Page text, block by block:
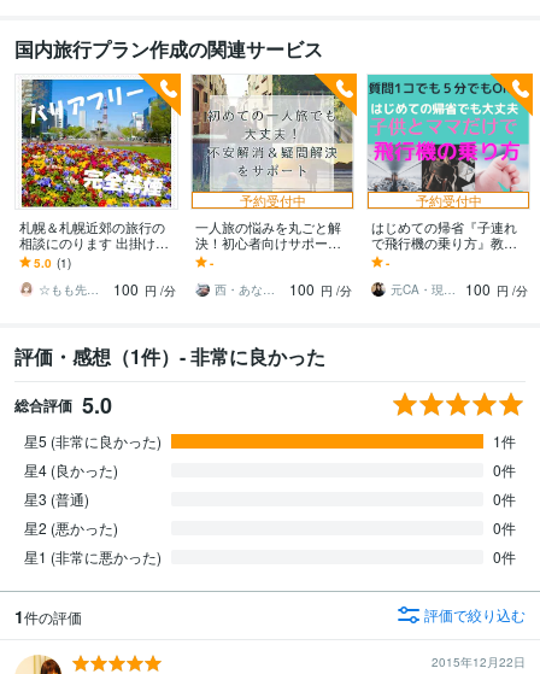
国内旅行プラン作成の関連サービス
札幌＆札幌近郊の旅行の
相談にのります 出掛けた
いけれど、病気やケガな
どで制限があって不安な
あなたへ
5.0 (1)
☆もも先生★
100 円 /分
予約受付中
一人旅の悩みを丸ごと解
決！初心者向けサポート
します 初めてでも安心！
旅の悩みを解決します
-
西・あなたのサポーター
100 円 /分
予約受付中
はじめての帰省『子連れ
で飛行機の乗り方』教え
ます ０〜１歳児ママさん
必見☆安心して一人で子
連れで飛行機に乗ろう
-
元CA・現役専門学校講師_エリ
100 円 /分
評価・感想（1件）- 非常に良かった
総合評価 5.0
星5 (非常に良かった)
1件
星4 (良かった)
0件
星3 (普通)
0件
星2 (悪かった)
0件
星1 (非常に悪かった)
0件
1件の評価 評価で絞り込む
2015年12月22日